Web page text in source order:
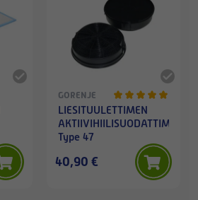
GORENJE
LIESITUULETTIMEN
AKTIIVIHIILISUODATTIMET,
Type 47
40,90 €